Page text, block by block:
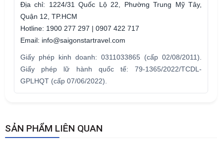
Địa chỉ: 1224/31 Quốc Lộ 22, Phường Trung Mỹ Tây,
Quận 12, TP.HCM
Hotline: 1900 277 297 | 0907 422 717
Email: info@saigonstartravel.com
Giấy phép kinh doanh: 0311033865 (cấp 02/08/2011).
Giấy phép lữ hành quốc tế: 79-1365/2022/TCDL-
GPLHQT (cấp 07/06/2022).
SẢN PHẨM LIÊN QUAN